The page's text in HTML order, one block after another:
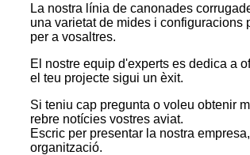
La nostra línia de canonades
una varietat de mides i configuracions
per a vosaltres.
El nostre equip d'experts es dedica a
el teu projecte sigui un èxit.
Si teniu cap pregunta o voleu obtenir
rebre notícies vostres aviat.
Escric per presentar la nostra
organització.